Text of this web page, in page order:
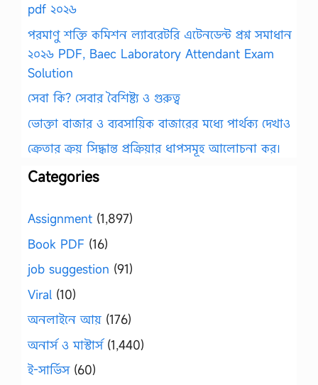
pdf ২০২৬
পরমাণু শক্তি কমিশন ল্যাবরেটরি এটেনডেন্ট প্রশ্ন সমাধান
২০২৬ PDF, Baec Laboratory Attendant Exam
Solution
সেবা কি? সেবার বৈশিষ্ট্য ও গুরুত্ব
ভোক্তা বাজার ও ব্যবসায়িক বাজারের মধ্যে পার্থক্য দেখাও
ক্রেতার ক্রয় সিদ্ধান্ত প্রক্রিয়ার ধাপসমূহ আলোচনা কর।
Categories
Assignment (1,897)
Book PDF (16)
job suggestion (91)
Viral (10)
অনলাইনে আয় (176)
অনার্স ও মাস্টার্স(1,440)
ই-সার্ভিস(60)